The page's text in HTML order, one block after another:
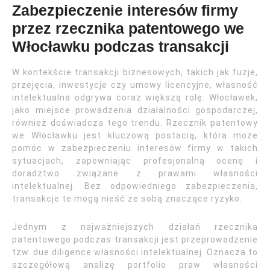
Zabezpieczenie interesów firmy
przez rzecznika patentowego we
Włocławku podczas transakcji
W kontekście transakcji biznesowych, takich jak fuzje,
przejęcia, inwestycje czy umowy licencyjne, własność
intelektualna odgrywa coraz większą rolę. Włocławek,
jako miejsce prowadzenia działalności gospodarczej,
również doświadcza tego trendu. Rzecznik patentowy
we Włocławku jest kluczową postacią, która może
pomóc w zabezpieczeniu interesów firmy w takich
sytuacjach, zapewniając profesjonalną ocenę i
doradztwo związane z prawami własności
intelektualnej. Bez odpowiedniego zabezpieczenia,
transakcje te mogą nieść ze sobą znaczące ryzyko.
Jednym z najważniejszych działań rzecznika
patentowego podczas transakcji jest przeprowadzenie
tzw. due diligence własności intelektualnej. Oznacza to
szczegółową analizę portfolio praw własności